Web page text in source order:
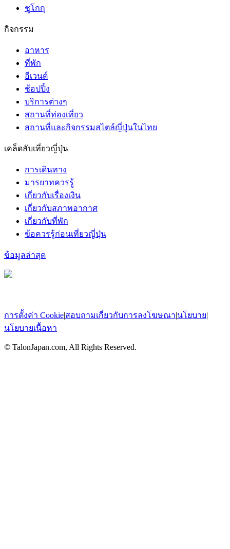
ชูโกกุ
กิจกรรม
อาหาร
ที่พัก
อีเวนต์
ช้อปปิ้ง
บริการต่างๆ
สถานที่ท่องเที่ยว
สถานที่และกิจกรรมสไตล์ญี่ปุ่นในไทย
เคล็ดลับเที่ยวญี่ปุ่น
การเดินทาง
มารยาทควรรู้
เกี่ยวกับเรื่องเงิน
เกี่ยวกับสภาพอากาศ
เกี่ยวกับที่พัก
ข้อควรรู้ก่อนเที่ยวญี่ปุ่น
ข้อมูลล่าสุด
การตั้งค่า Cookie|สอบถามเกี่ยวกับการลงโฆษณา|นโยบาย|
นโยบายเนื้อหา
© TalonJapan.com, All Rights Reserved.